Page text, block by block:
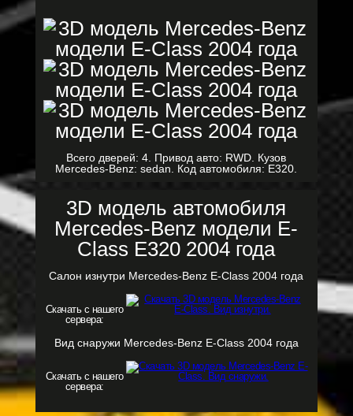
Всего дверей: 4. Привод авто: RWD. Кузов
Mercedes-Benz: sedan. Код автомобиля: E320.
3D модель автомобиля
Mercedes-Benz модели E-
Class E320 2004 года
Салон изнутри Mercedes-Benz E-Class 2004 года
Скачать с нашего
сервера:
Вид снаружи Mercedes-Benz E-Class 2004 года
Скачать с нашего
сервера: